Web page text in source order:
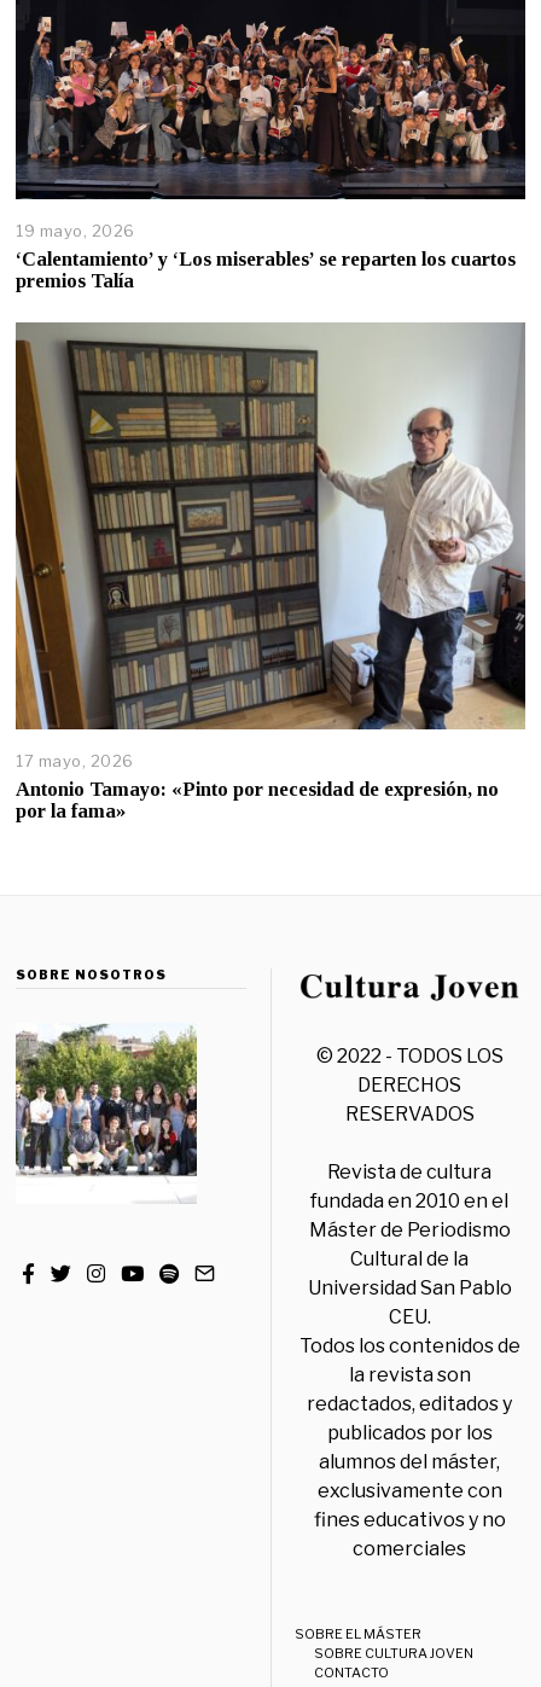
19 mayo, 2026
‘Calentamiento’ y ‘Los miserables’ se reparten los cuartos
premios Talía
17 mayo, 2026
Antonio Tamayo: «Pinto por necesidad de expresión, no
por la fama»
SOBRE NOSOTROS
© 2022 - TODOS LOS
DERECHOS
RESERVADOS
Revista de cultura
fundada en 2010 en el
Máster de Periodismo
Cultural de la
Universidad San Pablo
CEU.
Todos los contenidos de
la revista son
redactados, editados y
publicados por los
alumnos del máster,
exclusivamente con
fines educativos y no
comerciales
SOBRE EL MÁSTER
SOBRE CULTURA JOVEN
CONTACTO